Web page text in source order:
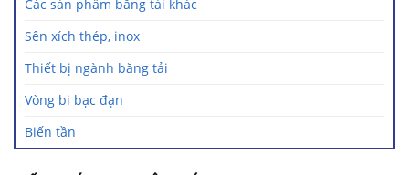
Các sản phẩm băng tải khác
Sên xích thép, inox
Thiết bị ngành băng tải
Vòng bi bạc đạn
Biến tần